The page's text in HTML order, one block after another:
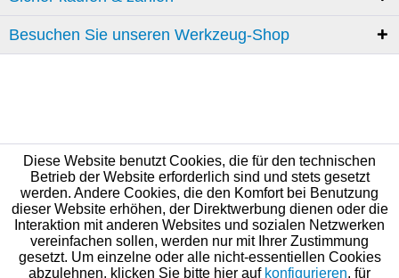
Besuchen Sie unseren Werkzeug-Shop
Diese Website benutzt Cookies, die für den technischen
Betrieb der Website erforderlich sind und stets gesetzt
werden. Andere Cookies, die den Komfort bei Benutzung
dieser Website erhöhen, der Direktwerbung dienen oder die
Interaktion mit anderen Websites und sozialen Netzwerken
vereinfachen sollen, werden nur mit Ihrer Zustimmung
gesetzt. Um einzelne oder alle nicht-essentiellen Cookies
abzulehnen, klicken Sie bitte hier auf konfigurieren, für